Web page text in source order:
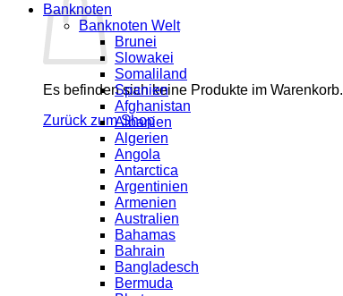
Es befinden sich keine Produkte im Warenkorb.
Zurück zum Shop
Banknoten
Banknoten Welt
Brunei
Slowakei
Somaliland
Spanien
Afghanistan
Albanien
Algerien
Angola
Antarctica
Argentinien
Armenien
Australien
Bahamas
Bahrain
Bangladesch
Bermuda